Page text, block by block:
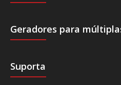
Geradores para
Suporta